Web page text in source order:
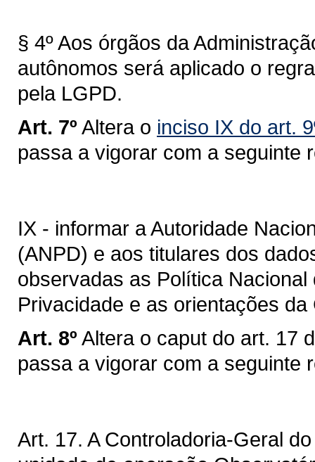
§ 4º Aos órgãos da
autônomos será aplicado o
pela LGPD.
Art. 7º Altera o inciso IX do art.
passa a vigorar com a seguinte
IX - informar a Autoridade
(ANPD) e aos titulares dos
observadas as Política
Privacidade e as orientações da
Art. 8º Altera o caput do art. 17
passa a vigorar com a seguinte
Art. 17. A Controladoria-Geral